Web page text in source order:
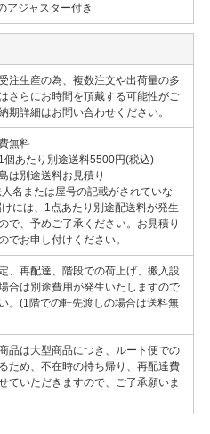
アジャスター付き
注生産の為、複数注文や出荷量の多
さらにお時間を頂戴する可能性がご
期詳細はお問い合わせください。
無料
あたり別途送料5500円(税込)
は別途送料お見積り
名または屋号の記載がされていな
には、1点あたり別途配送料が発生
で、予めご了承ください。お見積り
でお申し付けください。
、再配達、階段での荷上げ、搬入設
合は別途費用が発生いたしますので
。(1階での軒先渡しの場合は送料無
品は大型商品につき、ルート便での
ため、不在時の持ち帰り、再配達費
ていただきますので、ご了承願いま